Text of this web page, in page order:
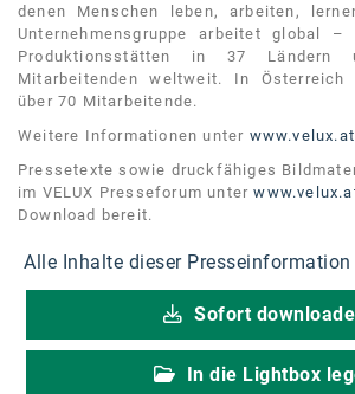
denen Menschen leben, arbeiten,
Unternehmensgruppe arbeitet global
Produktionsstätten in 37 Ländern
Mitarbeitenden weltweit. In Österreich
über 70 Mitarbeitende.
Weitere Informationen unter www.velux.at
Pressetexte sowie druckfähiges
im VELUX Presseforum unter
Download bereit.
Alle Inhalte dieser
Sofort
In die Lightbox